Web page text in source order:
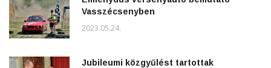
Vasszécsenyben
2023.05.24.
Jubileumi közgyűlést tartottak